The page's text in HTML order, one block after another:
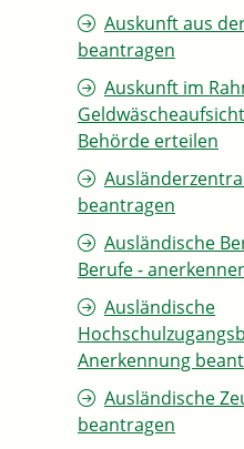
Auskunft aus
beantragen
Auskunft im
Behörde erteilen
beantragen
Ausländische
Berufe -
Ausländische
Anerkennung
Ausländische
beantragen